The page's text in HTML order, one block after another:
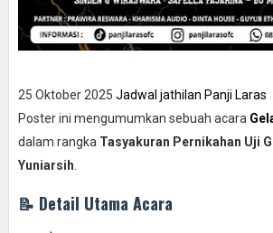
25 Oktober 2025 Jadwal jathilan Panji Laras
Poster ini mengumumkan sebuah acara
dalam rangka Tasyakuran Pernikahan Uji
Yuniarsih
📝 Detail Utama Acara